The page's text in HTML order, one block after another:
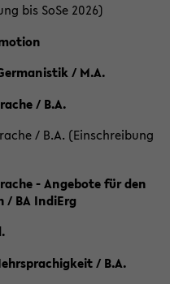
bis SoSe 2026)
/ M.A.
/ B.A.
/ B.A. (Einschreibung
- Angebote für den
/ BA IndiErg
/ B.A.